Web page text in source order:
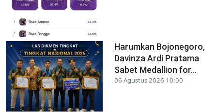
Harumkan Bojonegoro,
Davinza Ardi Pratama
Sabet Medallion for...
06 Agustus 2026 10:00